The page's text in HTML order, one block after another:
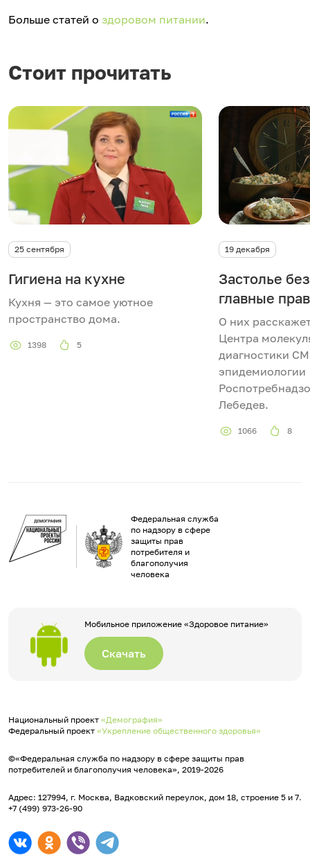
Больше статей о здоровом питании.
Стоит прочитать
25 сентября
Гигиена на кухне
Кухня — это самое уютное
пространство дома.
1398 5
19 декабря
Застолье
главные
О них
Центра
диагностики
эпидемиологии
Лебедев.
1066 8
Федеральная служба
по надзору в сфере
защиты прав
потребителя и
благополучия
человека
Мобильное приложение «Здоровое питание»
Скачать
Национальный проект «Демография»
Федеральный проект «Укрепление общественного здоровья»
©«Федеральная служба по надзору в сфере защиты прав
потребителей и благополучия человека», 2019-2026
Адрес: 127994, г. Москва, Вадковский переулок, дом 18, строение 5 и 7.
+7 (499) 973-26-90